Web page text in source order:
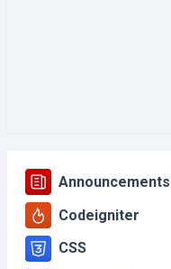
Announcements
Codeigniter
CSS